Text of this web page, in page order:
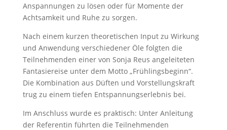
Anspannungen zu lösen oder für Momente der
Achtsamkeit und Ruhe zu sorgen.
Nach einem kurzen theoretischen Input zu Wirkung
und Anwendung verschiedener Öle folgten die
Teilnehmenden einer von Sonja Reus angeleiteten
Fantasiereise unter dem Motto „Frühlingsbeginn“.
Die Kombination aus Düften und Vorstellungskraft
trug zu einem tiefen Entspannungserlebnis bei.
Im Anschluss wurde es praktisch: Unter Anleitung
der Referentin führten die Teilnehmenden